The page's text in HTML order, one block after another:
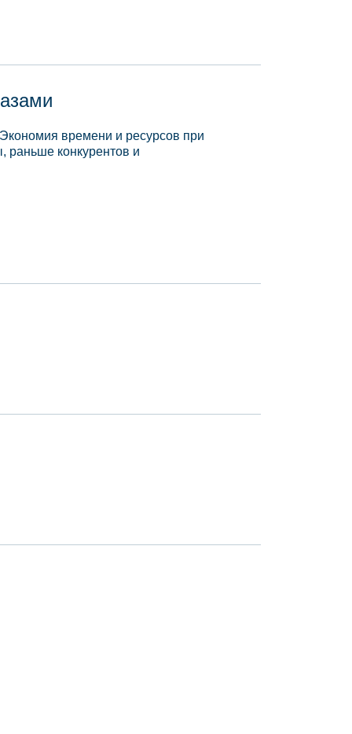
времени и ресурсов при
раньше конкурентов и